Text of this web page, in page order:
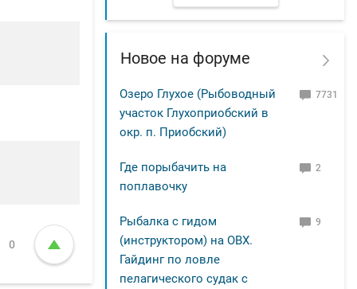
0
Новое на форуме
Озеро Глухое (Рыбоводный
участок Глухоприобский в
окр. п. Приобский)
7731
Где порыбачить на
поплавочку
2
Рыбалка с гидом
(инструктором) на ОВХ.
Гайдинг по ловле
пелагического судак с
9